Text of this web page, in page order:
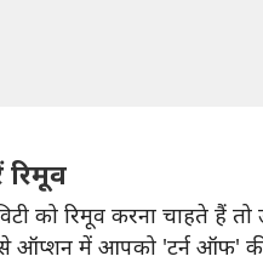
रिमूव
को रिमूव करना चाहते हैं
ऑप्शन में आपको 'टर्न ऑफ'